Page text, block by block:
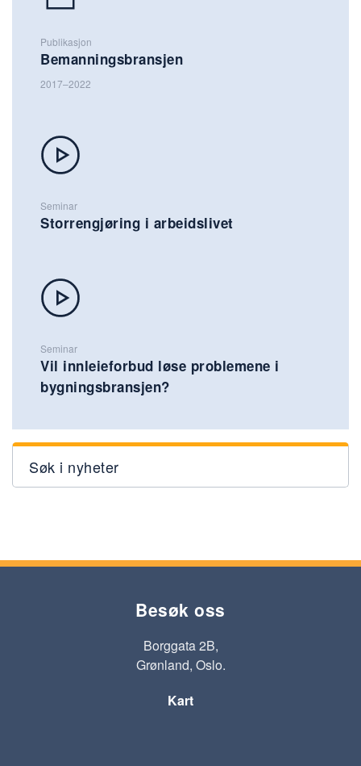
Publikasjon
Bemanningsbransjen
2017–2022
Seminar
Storrengjøring i arbeidslivet
Seminar
Vil innleieforbud løse problemene i
bygningsbransjen?
Søk i nyheter
Besøk oss
Borggata 2B,
Grønland, Oslo.
Kart